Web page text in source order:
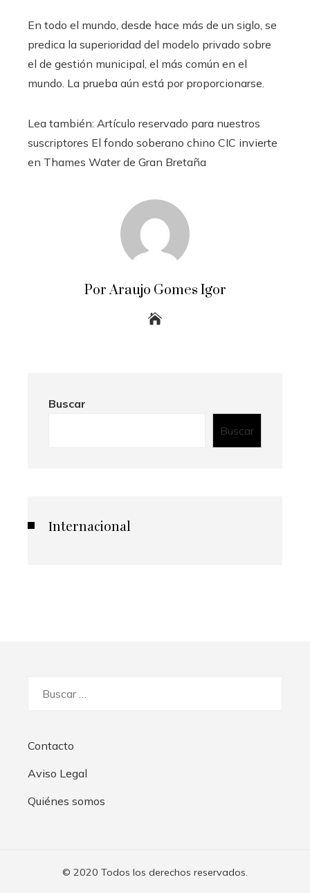
En todo el mundo, desde hace más de un siglo, se
predica la superioridad del modelo privado sobre
el de gestión municipal, el más común en el
mundo. La prueba aún está por proporcionarse.
Lea también: Artículo reservado para nuestros
suscriptores El fondo soberano chino CIC invierte
en Thames Water de Gran Bretaña
Por Araujo Gomes Igor
Buscar
Buscar
Internacional
Contacto
Aviso Legal
Quiénes somos
© 2020 Todos los derechos reservados.